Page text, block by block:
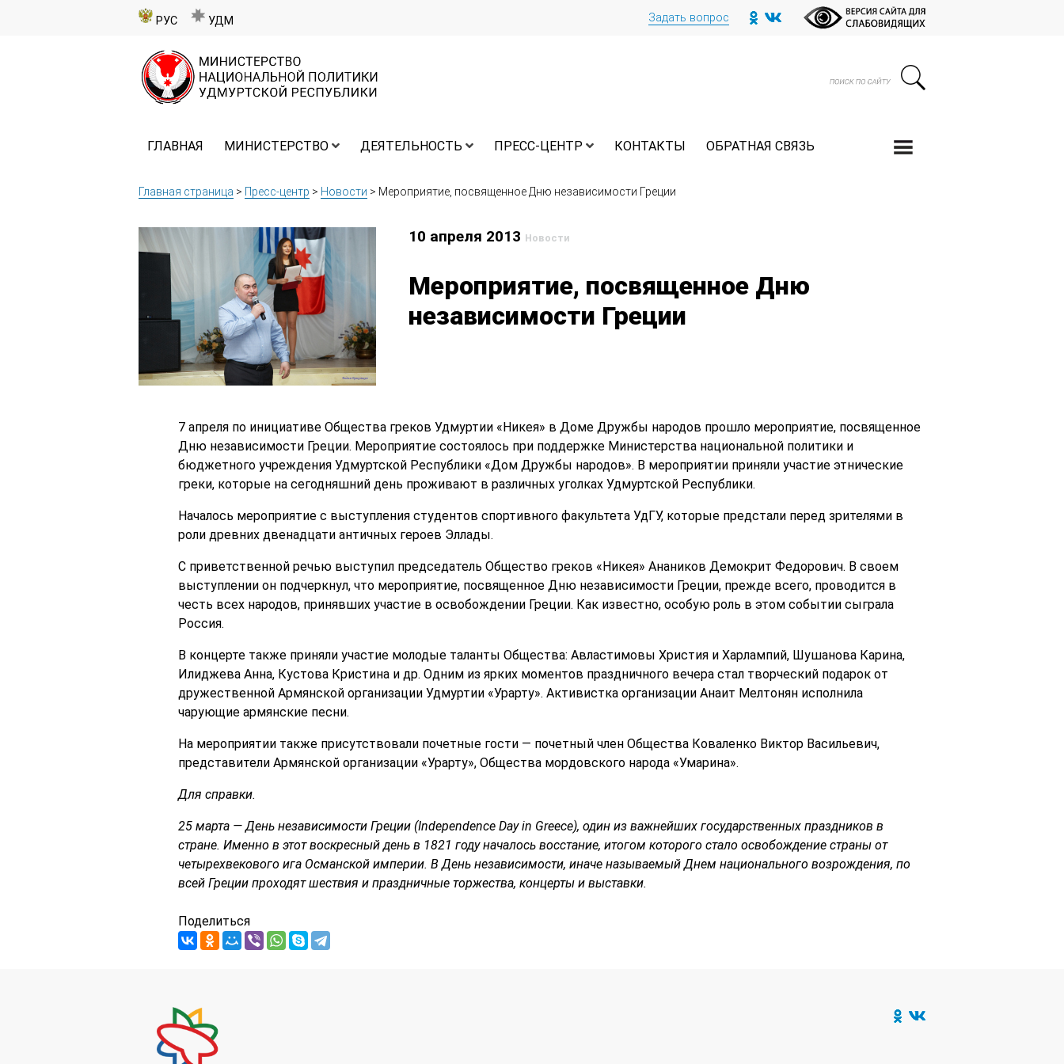
РУС УДМ Задать вопрос
ГЛАВНАЯ МИНИСТЕРСТВО ДЕЯТЕЛЬНОСТЬ ПРЕСС-ЦЕНТР КОНТАКТЫ ОБРАТНАЯ СВЯЗЬ
Главная страница > Пресс-центр > Новости > Мероприятие, посвященное Дню независимости Греции
10 апреля 2013 Новости
Мероприятие, посвященное Дню
независимости Греции
7 апреля по инициативе Общества греков Удмуртии «Никея» в Доме Дружбы народов прошло мероприятие, посвященное
Дню независимости Греции. Мероприятие состоялось при поддержке Министерства национальной политики и
бюджетного учреждения Удмуртской Республики «Дом Дружбы народов». В мероприятии приняли участие этнические
греки, которые на сегодняшний день проживают в различных уголках Удмуртской Республики.
Началось мероприятие с выступления студентов спортивного факультета УдГУ, которые предстали перед зрителями в
роли древних двенадцати античных героев Эллады.
С приветственной речью выступил председатель Общество греков «Никея» Анаников Демокрит Федорович. В своем
выступлении он подчеркнул, что мероприятие, посвященное Дню независимости Греции, прежде всего, проводится в
честь всех народов, принявших участие в освобождении Греции. Как известно, особую роль в этом событии сыграла
Россия.
В концерте также приняли участие молодые таланты Общества: Авластимовы Христия и Харлампий, Шушанова Карина,
Илиджева Анна, Кустова Кристина и др. Одним из ярких моментов праздничного вечера стал творческий подарок от
дружественной Армянской организации Удмуртии «Урарту». Активистка организации Анаит Мелтонян исполнила
чарующие армянские песни.
На мероприятии также присутствовали почетные гости — почетный член Общества Коваленко Виктор Васильевич,
представители Армянской организации «Урарту», Общества мордовского народа «Умарина».
Для справки.
25 марта — День независимости Греции (Independence Day in Greece), один из важнейших государственных праздников в
стране. Именно в этот воскресный день в 1821 году началось восстание, итогом которого стало освобождение страны от
четырехвекового ига Османской империи. В День независимости, иначе называемый Днем национального возрождения, по
всей Греции проходят шествия и праздничные торжества, концерты и выставки.
Поделиться